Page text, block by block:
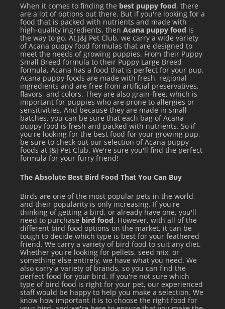
When it comes to finding the best puppy food, there
are a lot of options out there. But if you're looking for a
food that is packed with nutrients and made with
high-quality ingredients, then Acana puppy food is
the way to go. At J&J Pet Club, we carry a wide variety
of Acana puppy food formulas that are designed to
meet the needs of growing puppies. From their Puppy
Small Breed formula to their Puppy Large Breed
formula, Acana has a food that is perfect for your pup.
Acana puppy foods are made with fresh, regional
ingredients and are free from artificial preservatives,
flavors, and colors. They are also grain-free, which is
important for puppies who are prone to allergies or
sensitivities. And because they are made in small
batches, you can be sure that each bag of Acana
puppy food is fresh and packed with nutrients. So if
you're looking for the best food for your growing pup,
be sure to check out our selection of Acana puppy
foods at J&J Pet Club. We're sure you'll find the perfect
formula for your furry friend!
The Absolute Best Bird Food That You Can Buy
Birds are one of the most popular pets in the world,
and their popularity is only increasing. If you're
thinking of getting a bird, or already have one, you'll
need to purchase bird food. However, with all of the
different bird food options on the market, it can be
tough to decide which type is best for your feathered
friend. We carry a variety of bird food to suit any diet.
Whether you're looking for pellets, seed mix, or
something else entirely, we have what you need. We
also carry a variety of brands, so you can find the
perfect food for your bird. If you're not sure which
type of bird food is right for your pet, our experienced
staff would be happy to help you make a selection. We
know how important it is to choose the right food for